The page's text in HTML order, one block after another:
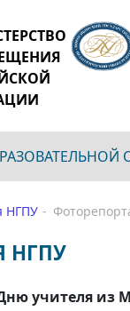
НГПУ
НГПУ
учителя из